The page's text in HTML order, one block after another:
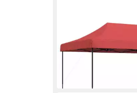
cm Bordeauxrot
137,99 €
12,60 €mtl. in 12 Raten